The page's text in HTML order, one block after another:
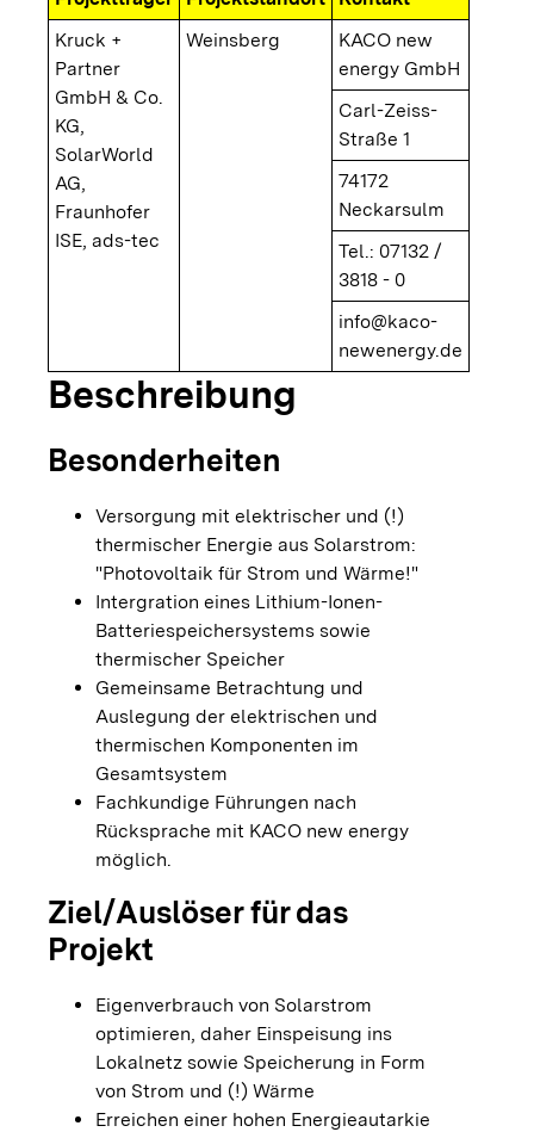
Kruck +
Partner
GmbH & Co.
KG,
SolarWorld
AG,
Fraunhofer
ISE, ads-tec
Weinsberg
KACO new
energy GmbH
Carl-Zeiss-
Straße 1
74172
Neckarsulm
Tel.: 07132 /
3818 - 0
info@kaco-
newenergy.de
Beschreibung
Besonderheiten
Versorgung mit elektrischer und (!)
thermischer Energie aus Solarstrom:
"Photovoltaik für Strom und Wärme!"
Intergration eines Lithium-Ionen-
Batteriespeichersystems sowie
thermischer Speicher
Gemeinsame Betrachtung und
Auslegung der elektrischen und
thermischen Komponenten im
Gesamtsystem
Fachkundige Führungen nach
Rücksprache mit KACO new energy
möglich.
Ziel/Auslöser für das
Projekt
Eigenverbrauch von Solarstrom
optimieren, daher Einspeisung ins
Lokalnetz sowie Speicherung in Form
von Strom und (!) Wärme
Erreichen einer hohen Energieautarkie